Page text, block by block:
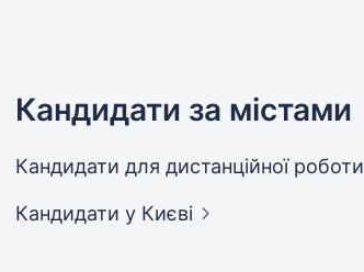
Кандидати за містами
Кандидати для дистанційної роботи
Кандидати у Києві